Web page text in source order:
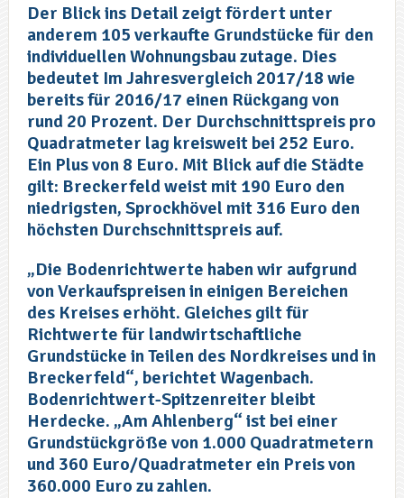
Der Blick ins Detail zeigt fördert unter
anderem 105 verkaufte Grundstücke für den
individuellen Wohnungsbau zutage. Dies
bedeutet Im Jahresvergleich 2017/18 wie
bereits für 2016/17 einen Rückgang von
rund 20 Prozent. Der Durchschnittspreis pro
Quadratmeter lag kreisweit bei 252 Euro.
Ein Plus von 8 Euro. Mit Blick auf die Städte
gilt: Breckerfeld weist mit 190 Euro den
niedrigsten, Sprockhövel mit 316 Euro den
höchsten Durchschnittspreis auf.
„Die Bodenrichtwerte haben wir aufgrund
von Verkaufspreisen in einigen Bereichen
des Kreises erhöht. Gleiches gilt für
Richtwerte für landwirtschaftliche
Grundstücke in Teilen des Nordkreises und in
Breckerfeld“, berichtet Wagenbach.
Bodenrichtwert-Spitzenreiter bleibt
Herdecke. „Am Ahlenberg“ ist bei einer
Grundstückgröße von 1.000 Quadratmetern
und 360 Euro/Quadratmeter ein Preis von
360.000 Euro zu zahlen.